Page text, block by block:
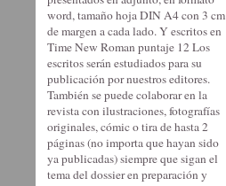
word, tamaño hoja DIN A4 con 3 cm
de margen a cada lado. Y escritos en
Time New Roman puntaje 12 Los
escritos serán estudiados para su
publicación por nuestros editores.
También se puede colaborar en la
revista con ilustraciones, fotografías
originales, cómic o tira de hasta 2
páginas (no importa que hayan sido
ya publicadas) siempre que sigan el
tema del dossier en preparación y